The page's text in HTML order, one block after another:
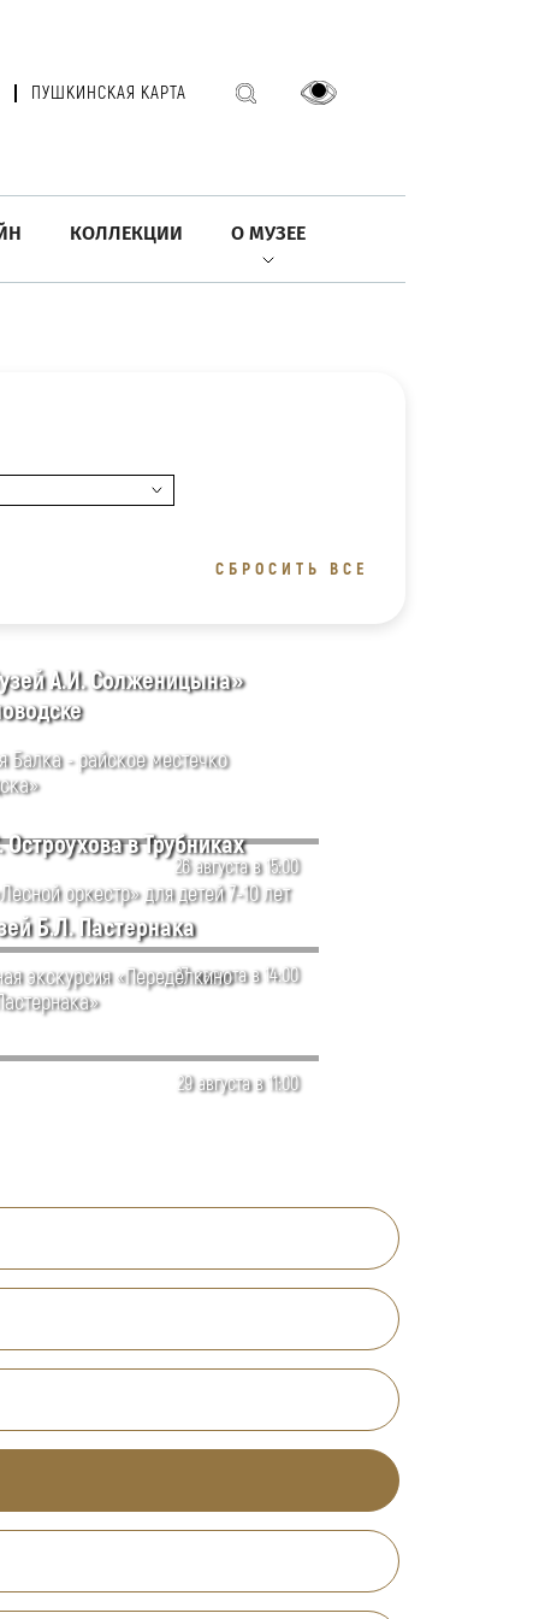
ПУШКИНСКАЯ КАРТА
КОЛЛЕКЦИИ О МУЗЕЕ
СБРОСИТЬ ВСЕ
26 августа в 15:00
А.И. Солженицына»
Балка - райское местечко
27 августа в 14:00
в Трубниках
оркестр» для детей 7-10 лет
29 августа в 11:00
Б.Л. Пастернака
экскурсия «Переделкино